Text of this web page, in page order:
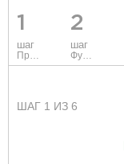
1
шаг
2
шаг
ШАГ 1 ИЗ 6